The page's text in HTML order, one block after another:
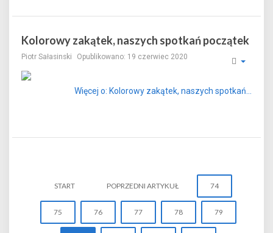
Kolorowy zakątek, naszych spotkań początek
Piotr Sałasinski Opublikowano: 19 czerwiec 2020
Więcej o: Kolorowy zakątek, naszych spotkań...
START POPRZEDNI ARTYKUŁ 74
75 76 77 78 79